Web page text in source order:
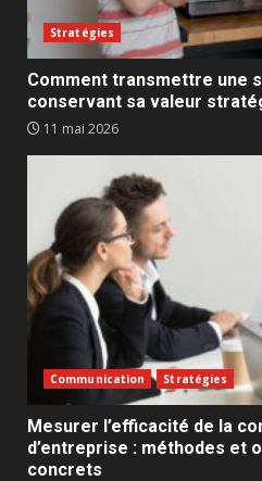
Stratégies
Comment transmettre une
conservant sa valeur
11 mai 2026
Communication Stratégies
Mesurer l’efficacité de la
d’entreprise : méthodes et
concrets